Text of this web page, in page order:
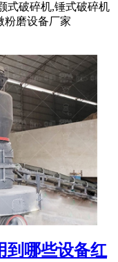
式破碎机,锤式破碎机
粉磨设备厂家
到哪些设备红